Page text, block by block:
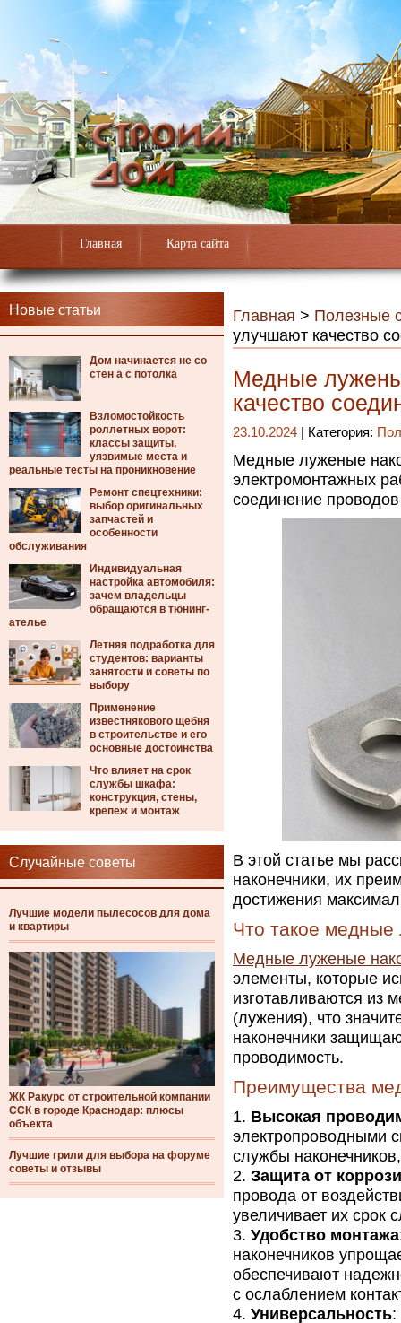
Главная Карта сайта
Новые статьи
Дом начинается не со
стен а с потолка
Взломостойкость
роллетных ворот:
классы защиты,
уязвимые места и
реальные тесты на проникновение
Ремонт спецтехники:
выбор оригинальных
запчастей и
особенности
обслуживания
Индивидуальная
настройка автомобиля:
зачем владельцы
обращаются в тюнинг-
ателье
Летняя подработка для
студентов: варианты
занятости и советы по
выбору
Применение
известнякового щебня
в строительстве и его
основные достоинства
Что влияет на срок
службы шкафа:
конструкция, стены,
крепеж и монтаж
Случайные советы
Лучшие модели пылесосов для дома
и квартиры
ЖК Ракурс от строительной компании
ССК в городе Краснодар: плюсы
объекта
Лучшие грили для выбора на форуме
советы и отзывы
Главная > Полезные
улучшают качество
Медные
качество
23.10.2024 | Категория:
Медные луженые
электромонтажных
соединение
В этой статье мы
наконечники, их
достижения
Что такое медные
Медные луженые
элементы, которые
изготавливаются из
(лужения), что
наконечники
проводимость.
Преимущества
Высокая
электропроводными
службы
Защита от
провода от
увеличивает их срок
Удобство монтажа
наконечников
обеспечивают
с ослаблением
Универсальность: